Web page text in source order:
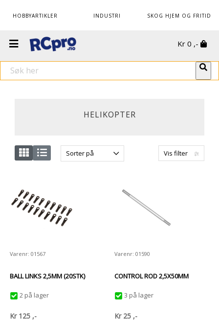
HOBBYARTIKLER INDUSTRI SKOG HJEM OG FRITID
Kr 0 ,-
HELIKOPTER
Vis filter
Sorter på
Varenr: 01567
BALL LINKS 2,5MM (20STK)
2 på lager
Kr 125 ,-
Varenr: 01590
CONTROL ROD 2,5X50MM
3 på lager
Kr 25 ,-